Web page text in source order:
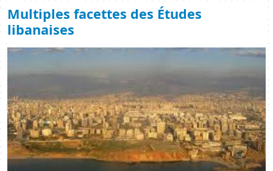
Multiples facettes des Études
libanaises
Image